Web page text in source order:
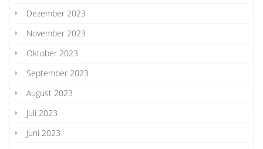
Dezember 2023
November 2023
Oktober 2023
September 2023
August 2023
Juli 2023
Juni 2023